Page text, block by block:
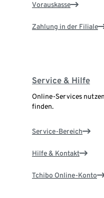
Vorauskasse
Zahlung in der Filiale
Service & Hilfe
Online-Services
finden.
Service-Bereich
Hilfe & Kontakt
Tchibo Online-Konto